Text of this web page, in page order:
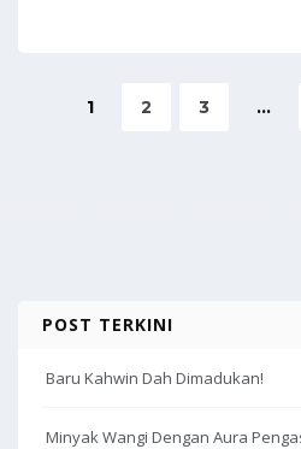
1 2 3 …
POST TERKINI
Baru Kahwin Dah Dimadukan!
Minyak Wangi Dengan Aura